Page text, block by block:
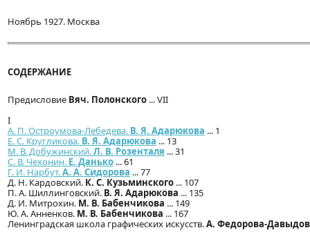
Ноябрь 1927. Москва
СОДЕРЖАНИЕ
Предисловие Вяч. Полонского ... VII
I
A. П. Остроумова-Лебедева. В. Я. Адарюкова ... 1
Е. С. Кругликова. В. Я. Адарюкова ... 13
М. В. Добужинский.Л. В. Розенталя ... 31
С. В. Чехонин. Е. Данько ... 61
Г. И. Нарбут.А. А. Сидорова ... 77
Д. Н. Кардовский. К. С. Кузьминского ... 107
П. А. Шиллинговский. В. Я. Адарюкова ... 135
Д. И. Митрохин. М. В. Бабенчикова ... 149
Ю. А. Анненков. М. В. Бабенчикова ... 167
Ленинградская школа графических искусств.А. Федорова-